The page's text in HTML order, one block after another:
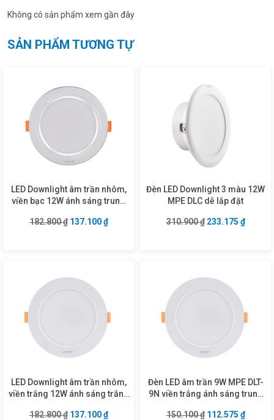
Không có sản phẩm xem gần đây
SẢN PHẨM TƯƠNG TỰ
LED Downlight âm trần nhôm,
viền bạc 12W ánh sáng trung
182.800₫ Giá gốc là: 182.800 ₫.
137.100₫Giá hiện tại là: 137.100 ₫.
Đèn LED Downlight 3 màu 12W
MPE DLC dễ lắp đặt
310.900₫ Giá gốc là:
233.175 ₫Giá
LED Downlight âm trần nhôm,
viền trắng 12W ánh sáng trắng
182.800₫ Giá gốc là: 182.800 ₫.
137.100₫Giá hiện tại là: 137.100 ₫.
Đèn LED âm trần 9W MPE DLT-
9N viền trắng ánh sáng trung
150.100₫ Giá gốc là:
112.575 ₫Giá